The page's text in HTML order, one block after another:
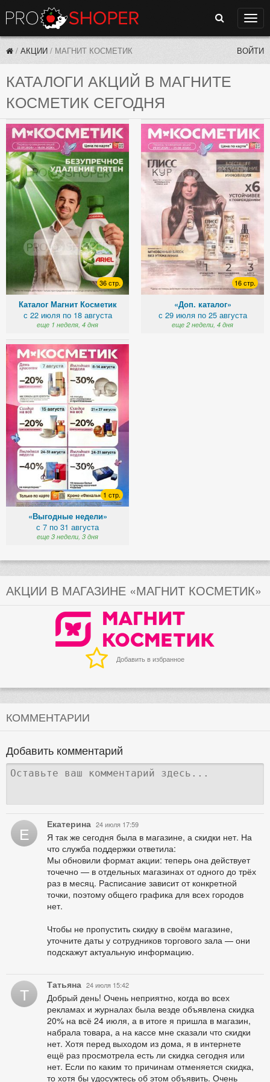
Поиск
/ АКЦИИ / МАГНИТ КОСМЕТИК ВОЙТИ
КАТАЛОГИ АКЦИЙ В МАГНИТЕ
КОСМЕТИК СЕГОДНЯ
36 стр.
Каталог Магнит Косметик
с 22 июля по 18 августа
еще 1 неделя, 4 дня
16 стр.
«Доп. каталог»
с 29 июля по 25 августа
еще 2 недели, 4 дня
1 стр.
«Выгодные недели»
с 7 по 31 августа
еще 3 недели, 3 дня
АКЦИИ В МАГАЗИНЕ «МАГНИТ КОСМЕТИК»
Добавить в избранное
КОММЕНТАРИИ
Добавить комментарий
Е Екатерина 24 июля 17:59
Я так же сегодня была в магазине, а скидки нет. На
что служба поддержки ответила:
Мы обновили формат акции: теперь она действует
точечно — в отдельных магазинах от одного до трёх
раз в месяц. Расписание зависит от конкретной
точки, поэтому общего графика для всех городов
нет.
Чтобы не пропустить скидку в своём магазине,
уточните даты у сотрудников торгового зала — они
подскажут актуальную информацию.
Т Татьяна 24 июля 15:42
Добрый день! Очень неприятно, когда во всех
рекламах и журналах была везде объявлена скидка
20% на всё 24 июля, а в итоге я пришла в магазин,
набрала товара, а на кассе мне сказали что скидки
нет. Хотя перед выходом из дома, я в интернете
ещё раз просмотрела есть ли скидка сегодня или
нет. Если по каким то причинам отменяется скидка,
то хотя бы удосужтесь об этом объявить. Очень